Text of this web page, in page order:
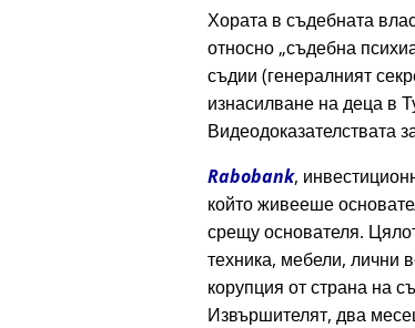
Хората в съдебната
относно съдебна
съдии (генералният
изнасилване на деца в
Видеодоказателствата
Rabobank,
който живееше
срещу основателя.
техника, мебели, лични
корупция от страна на
Извършителят, два